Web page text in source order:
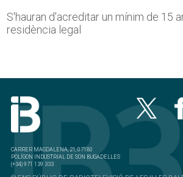
S'hauran d'acreditar un mínim de 15
residència legal
CARRER MAGDALENA, 21, 07180
POLÍGON INDUSTRIAL DE SON BUGADELLES
(+34) 971 139 333